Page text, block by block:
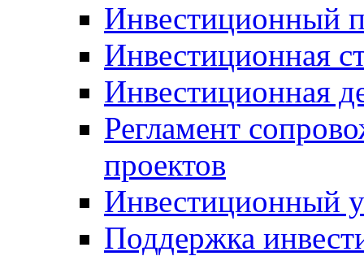
Инвестиционный
Инвестиционная
Инвестиционная
Регламент
проектов
Инвестиционный
Поддержка